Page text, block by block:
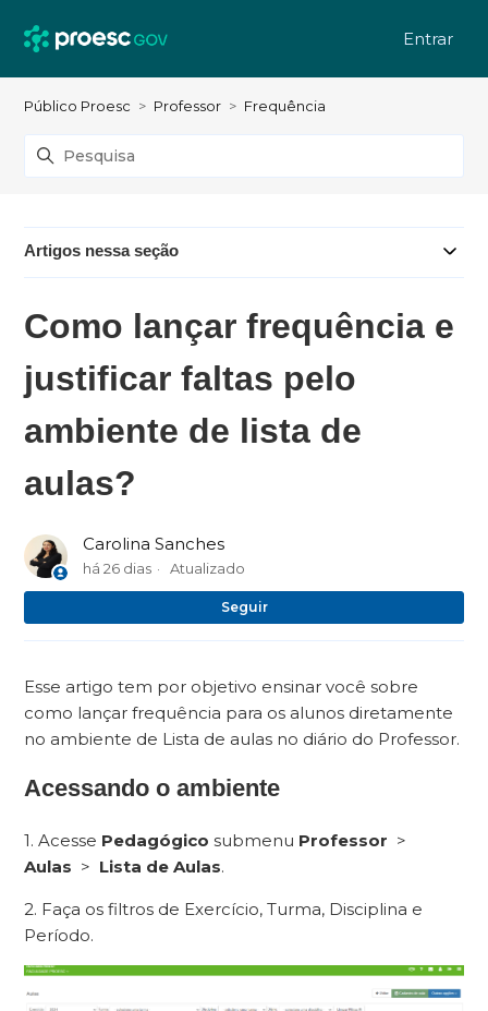
Entrar
Público Proesc Professor Frequência
Artigos nessa seção
Como lançar frequência e
justificar faltas pelo
ambiente de lista de
aulas?
Carolina Sanches
há 26 dias Atualizado
Seguir
Esse artigo tem por objetivo ensinar você sobre
como lançar frequência para os alunos diretamente
no ambiente de Lista de aulas no diário do Professor.
Acessando o ambiente
1. Acesse Pedagógico submenu Professor >
Aulas > Lista de Aulas.
2. Faça os filtros de Exercício, Turma, Disciplina e
Período.